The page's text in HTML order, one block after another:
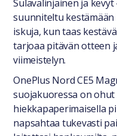
Sulavalinjainen ja
suunniteltu
iskuja, kun taas
tarjoaa pitävän otteen
viimeistelyn.
OnePlus Nord CE5
suojakuoressa on
hiekkapaperimaisella
napsahtaa tukevasti